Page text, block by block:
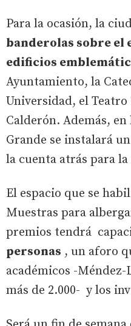
Para la ocasión, la
banderolas sobre el
edificios
Ayuntamiento, la
Universidad, el
Calderón. Además,
Grande se instalará
la cuenta atrás para
El espacio que se
Muestras para
premios tendrá
personas , un aforo
académicos -
más de 2.000- y los